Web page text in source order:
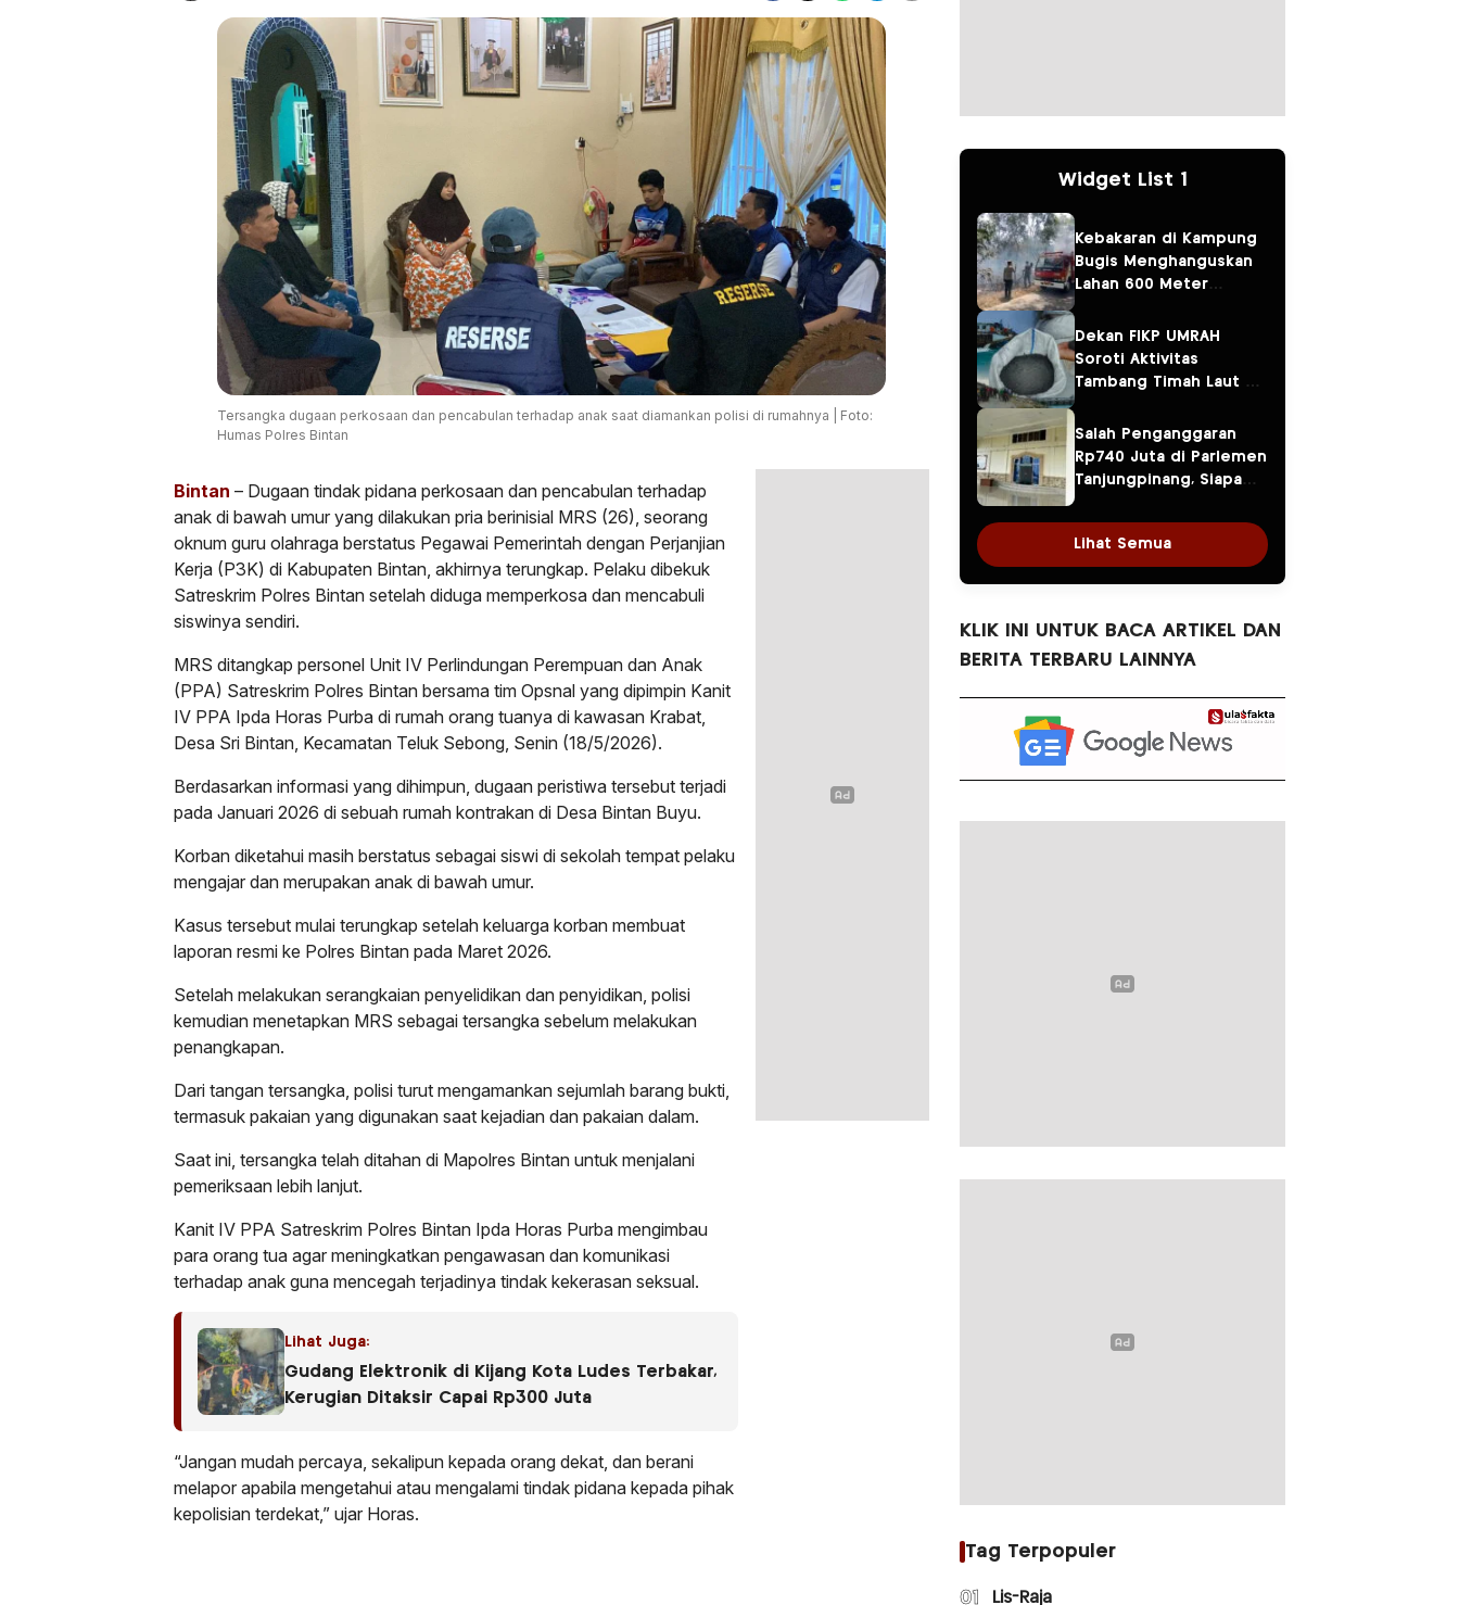
Tersangka dugaan perkosaan dan pencabulan terhadap anak saat diamankan polisi di rumahnya | Foto:
Humas Polres Bintan
Bintan – Dugaan tindak pidana perkosaan dan pencabulan terhadap
anak di bawah umur yang dilakukan pria berinisial MRS (26), seorang
oknum guru olahraga berstatus Pegawai Pemerintah dengan Perjanjian
Kerja (P3K) di Kabupaten Bintan, akhirnya terungkap. Pelaku dibekuk
Satreskrim Polres Bintan setelah diduga memperkosa dan mencabuli
siswinya sendiri.
MRS ditangkap personel Unit IV Perlindungan Perempuan dan Anak
(PPA) Satreskrim Polres Bintan bersama tim Opsnal yang dipimpin Kanit
IV PPA Ipda Horas Purba di rumah orang tuanya di kawasan Krabat,
Desa Sri Bintan, Kecamatan Teluk Sebong, Senin (18/5/2026).
Berdasarkan informasi yang dihimpun, dugaan peristiwa tersebut terjadi
pada Januari 2026 di sebuah rumah kontrakan di Desa Bintan Buyu.
Korban diketahui masih berstatus sebagai siswi di sekolah tempat pelaku
mengajar dan merupakan anak di bawah umur.
Kasus tersebut mulai terungkap setelah keluarga korban membuat
laporan resmi ke Polres Bintan pada Maret 2026.
Setelah melakukan serangkaian penyelidikan dan penyidikan, polisi
kemudian menetapkan MRS sebagai tersangka sebelum melakukan
penangkapan.
Dari tangan tersangka, polisi turut mengamankan sejumlah barang bukti,
termasuk pakaian yang digunakan saat kejadian dan pakaian dalam.
Saat ini, tersangka telah ditahan di Mapolres Bintan untuk menjalani
pemeriksaan lebih lanjut.
Kanit IV PPA Satreskrim Polres Bintan Ipda Horas Purba mengimbau
para orang tua agar meningkatkan pengawasan dan komunikasi
terhadap anak guna mencegah terjadinya tindak kekerasan seksual.
Lihat Juga:
Gudang Elektronik di Kijang Kota Ludes Terbakar,
Kerugian Ditaksir Capai Rp300 Juta
“Jangan mudah percaya, sekalipun kepada orang dekat, dan berani
melapor apabila mengetahui atau mengalami tindak pidana kepada pihak
kepolisian terdekat,” ujar Horas.
Widget List 1
Kebakaran di Kampung
Bugis Menghanguskan
Lahan 600 Meter
dari Bakar Sampah
Dekan FIKP UMRAH
Soroti Aktivitas
Tambang Timah Laut di
Beroperasi 12 Tahun
Salah Penganggaran
Rp740 Juta di Parlemen
Tanjungpinang, Siapa
Jawab? Ketua DPRD,
Banggar atau Sekretaris
DPRD?
Lihat Semua
KLIK INI UNTUK BACA ARTIKEL DAN
BERITA TERBARU LAINNYA
Tag Terpopuler
01 Lis-Raja